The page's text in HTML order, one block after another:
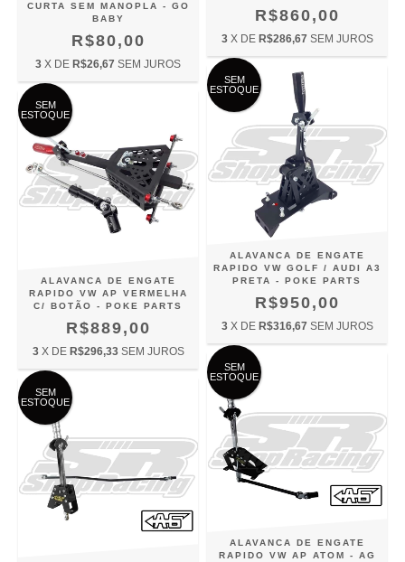
CURTA SEM MANOPLA - GO
BABY
R$80,00
3 X DE R$26,67 SEM JUROS
R$860,00
3 X DE R$286,67 SEM JUROS
SEM
ESTOQUE
ALAVANCA DE ENGATE
RAPIDO VW AP VERMELHA
C/ BOTÃO - POKE PARTS
R$889,00
3 X DE R$296,33 SEM JUROS
SEM
ESTOQUE
ALAVANCA DE ENGATE
RAPIDO VW GOLF / AUDI A3
PRETA - POKE PARTS
R$950,00
3 X DE R$316,67 SEM JUROS
SEM
ESTOQUE
SEM
ESTOQUE
ALAVANCA DE ENGATE
RAPIDO VW AP ATOM - AG